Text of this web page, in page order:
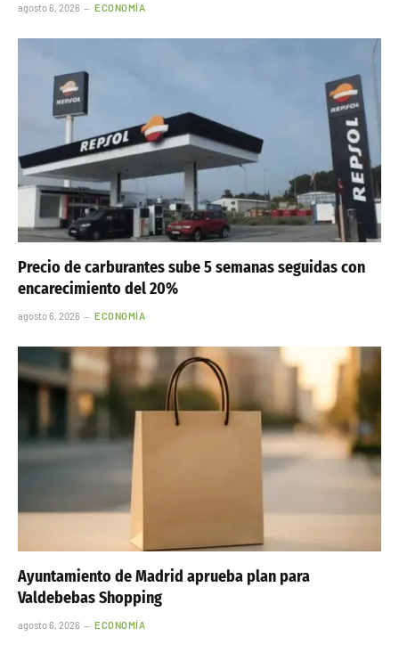
agosto 6, 2026 ECONOMÍA
Precio de carburantes sube 5 semanas seguidas con
encarecimiento del 20%
agosto 6, 2026 ECONOMÍA
Ayuntamiento de Madrid aprueba plan para
Valdebebas Shopping
agosto 6, 2026 ECONOMÍA